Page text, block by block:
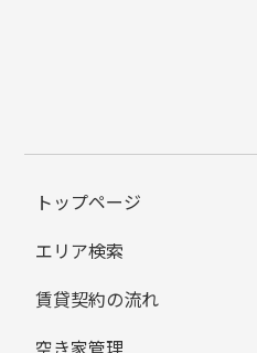
トップページ
エリア検索
賃貸契約の流れ